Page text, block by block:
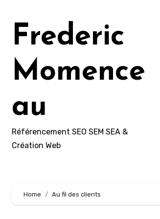
contenu
principalFrederic
Momence
au
Référencement SEO SEM SEA &
Création Web
Home Au fil des clients